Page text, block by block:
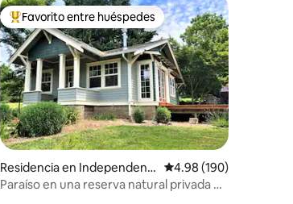
De los mejores en Favorito entre huéspedes
Favorito entre huéspedes
Residencia en Independenc
e
Calificación promedio:
4.98 (190)
Paraíso en una reserva natural privada de